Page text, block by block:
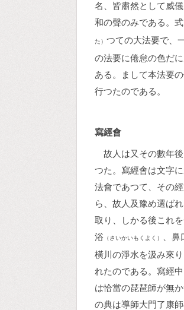
名、皆肅然として威
和の聲のみである。
た） つての大法要で、
の法要に倦怠の色だ
ある。まして本法要
行つたのである。
寫經會
故人は又その數年
つた。寫經會は文字
法會であつて、その
ら、故人及豫め選ば
取り、しかる後これ
浴 （さいかいもくよく）
、
橫川の淨水を汲み來
れたのである。寫經
は恰當の琵琶師が無
の典は導師大門了康